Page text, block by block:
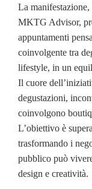
La
MKTG Advisor,
appuntamenti
coinvolgente tra
lifestyle, in un
Il cuore
degustazioni,
coinvolgono
L’obiettivo è
trasformando i
pubblico può
design e creatività.